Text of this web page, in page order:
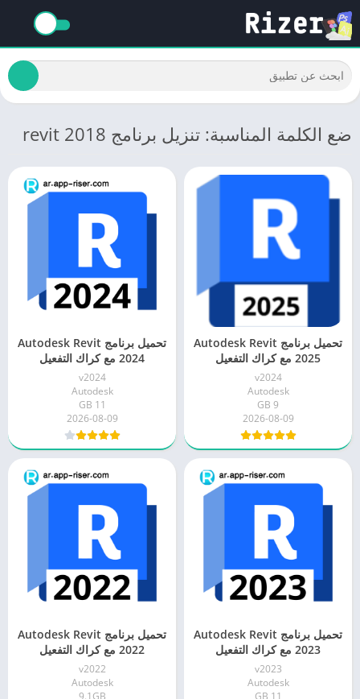
ضع الكلمة المناسبة: تنزيل برنامج revit 2018
تحميل برنامج Autodesk Revit
2025 مع كراك التفعيل
v2024
Autodesk
9 GB
2026-08-09
تحميل برنامج Autodesk Revit
2024 مع كراك التفعيل
v2024
Autodesk
11 GB
2026-08-09
تحميل برنامج Autodesk Revit
2023 مع كراك التفعيل
v2023
Autodesk
11 GB
تحميل برنامج Autodesk Revit
2022 مع كراك التفعيل
v2022
Autodesk
9.1GB